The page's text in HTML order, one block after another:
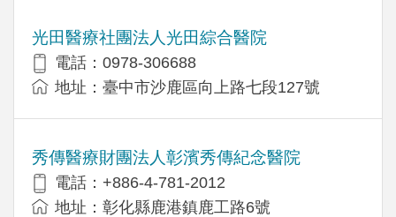
光田醫療社團法人光田綜合醫院
電話：0978-306688
地址：臺中市沙鹿區向上路七段127號
秀傳醫療財團法人彰濱秀傳紀念醫院
電話：+886-4-781-2012
地址：彰化縣鹿港鎮鹿工路6號